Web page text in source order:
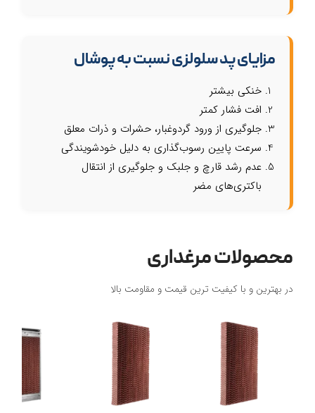
مزایای پد سلولزی نسبت به پوشال
خنکی بیشتر
افت فشار کمتر
جلوگیری از ورود گردوغبار، حشرات و ذرات معلق
سرعت پایین رسوب‌گذاری به دلیل خود‌شویندگی
عدم رشد قارچ و جلبک و جلوگیری از انتقال
باکتری‌های مضر
محصولات مرغداری
در بهترین و با کیفیت ترین قیمت و مقاومت بالا